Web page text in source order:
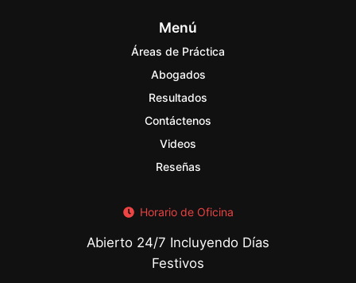
Menú
Áreas de Práctica
Abogados
Resultados
Contáctenos
Videos
Reseñas
Horario de Oficina
Abierto 24/7 Incluyendo Días
Festivos